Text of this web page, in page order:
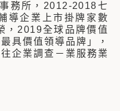
務所，2012-2018七
導企業上市掛牌家數
，2019全球品牌價值
具價值領導品牌」，
企業調查－業服務業